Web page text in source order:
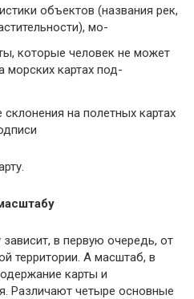
объектов (названия рек,
мо-
которые человек не может
морских картах под-
на полетных картах
в первую очередь, от
территории. А масштаб, в
карты и
Различают четыре основные